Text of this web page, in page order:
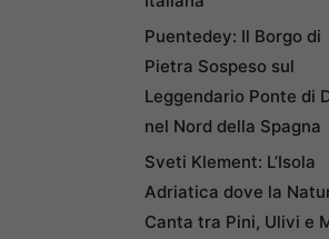
Puentedey: Il Borgo di
Pietra Sospeso sul
Leggendario Ponte di
nel Nord della Spagna
Sveti Klement: L’Isola
Adriatica dove la
Canta tra Pini, Ulivi e